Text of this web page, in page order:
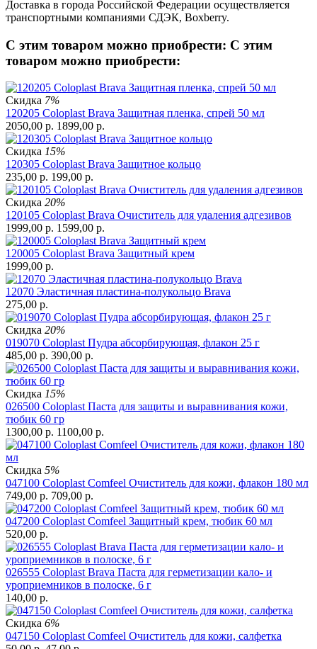
Доставка в города Российской Федерации осуществляется
транспортными компаниями СДЭК, Boxberry.
С этим товаром можно приобрести: С этим
товаром можно приобрести:
Скидка 7%
120205 Coloplast Brava Защитная пленка, спрей 50 мл
2050,00 р. 1899,00 р.
Скидка 15%
120305 Coloplast Brava Защитное кольцо
235,00 р. 199,00 р.
Скидка 20%
120105 Coloplast Brava Очиститель для удаления адгезивов
1999,00 р. 1599,00 р.
120005 Coloplast Brava Защитный крем
1999,00 р.
12070 Эластичная пластина-полукольцо Brava
275,00 р.
Скидка 20%
019070 Coloplast Пудра абсорбирующая, флакон 25 г
485,00 р. 390,00 р.
Скидка 15%
026500 Coloplast Паста для защиты и выравнивания кожи,
тюбик 60 гр
1300,00 р. 1100,00 р.
Скидка 5%
047100 Coloplast Comfeel Очиститель для кожи, флакон 180 мл
749,00 р. 709,00 р.
047200 Coloplast Comfeel Защитный крем, тюбик 60 мл
520,00 р.
026555 Coloplast Brava Паста для герметизации кало- и
уроприемников в полоске, 6 г
140,00 р.
Скидка 6%
047150 Coloplast Comfeel Очиститель для кожи, салфетка